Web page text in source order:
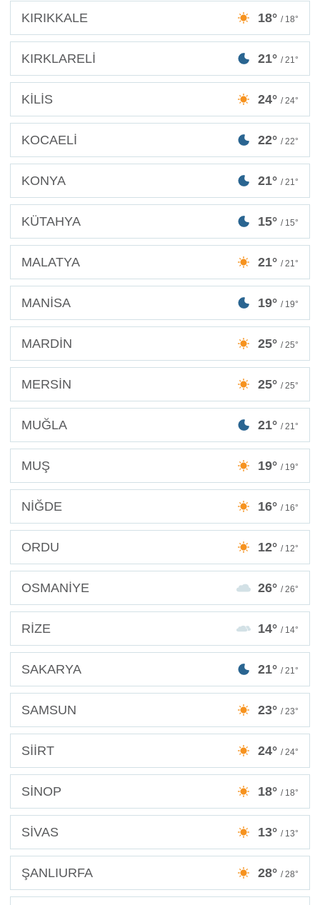
KIRIKKALE 18° / 18°
KIRKLARELİ 21° / 21°
KİLİS 24° / 24°
KOCAELİ 22° / 22°
KONYA 21° / 21°
KÜTAHYA 15° / 15°
MALATYA 21° / 21°
MANİSA 19° / 19°
MARDİN 25° / 25°
MERSİN 25° / 25°
MUĞLA 21° / 21°
MUŞ 19° / 19°
NİĞDE 16° / 16°
ORDU 12° / 12°
OSMANİYE 26° / 26°
RİZE 14° / 14°
SAKARYA 21° / 21°
SAMSUN 23° / 23°
SİİRT 24° / 24°
SİNOP 18° / 18°
SİVAS 13° / 13°
ŞANLIURFA 28° / 28°